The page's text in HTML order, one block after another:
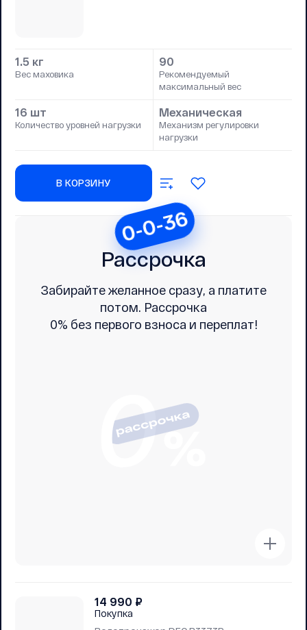
1.5 кг
Вес маховика
90
Рекомендуемый
максимальный вес
16 шт
Количество уровней нагрузки
Механическая
Механизм регулировки
нагрузки
В КОРЗИНУ
0-0-36
Рассрочка
Забирайте желанное сразу, а платите
потом. Рассрочка
0% без первого взноса и переплат!
14 990 ₽
Покупка